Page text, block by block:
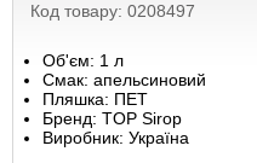
Код товару: 0208497
Об'єм: 1 л
Смак: апельсиновий
Пляшка: ПЕТ
Бренд: TOP Sirop
Виробник: Україна